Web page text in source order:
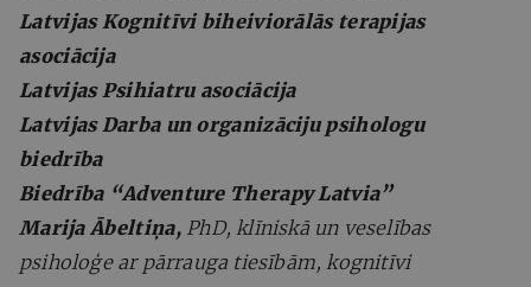
Latvijas Kognitīvi biheiviorālās terapijas
asociācija
Latvijas Psihiatru asociācija
Latvijas Darba un organizāciju psihologu
biedrība
Biedrība “Adventure Therapy Latvia”
Marija Ābeltiņa, PhD, klīniskā un veselības
psiholoģe ar pārrauga tiesībām, kognitīvi